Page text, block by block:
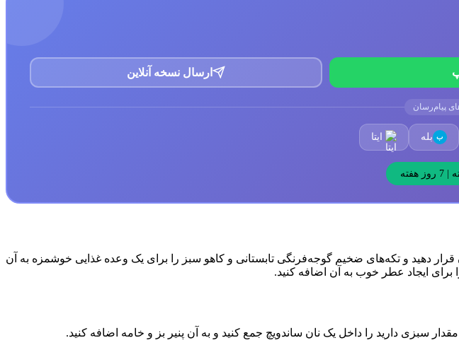
ارسال نسخه آنلاین
پیام‌رسان
ب بله ایتا
دهید و تکه‌های ضخیم گوجه‌فرنگی تابستانی و کاهو سبز را برای یک وعده غذایی خوشمزه به آن
برای ایجاد عطر خوب به آن اضافه کنید.
سبزی دارید را داخل یک نان ساندویچ جمع کنید و به آن پنیر بز و خامه اضافه کنید.